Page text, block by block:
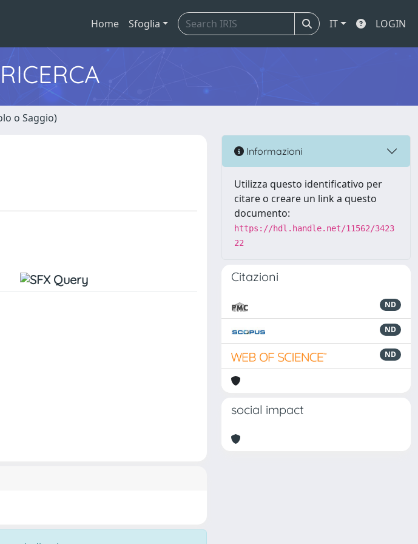
Home Sfoglia IT LOGIN
o Saggio)
Informazioni
Utilizza questo identificativo per
citare o creare un link a questo
documento:
https://hdl.handle.net/11562/3423
22
Citazioni
ND
ND
ND
social impact